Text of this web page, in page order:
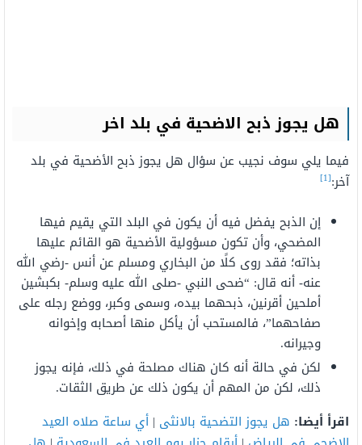
هل يجوز ذبح الاضحية في بلد اخر
فيما يلي سوف نجيب عن سؤال هل يجوز ذبح الأضحية في بلد
آخر:[1]
إن الذبح يفضل فيه أن يكون في البلد التي يقيم فيها
المضحي، وأن تكون مسؤولية الأضحية هو القائم عليها
بذاته؛ فقد روى كلًا من البخاري ومسلم عن أنس -رضي الله
عنه- أنه قال: “ضحى النبي -صلى الله عليه وسلم- بكبشين
أملحين أقرنين، ذبحهما بيده، وسمى وكبر، ووضع رجله على
صفاحهما”، فالمستحب أن يأكل منها أصحابه وإخوانه
وجيرانه.
لكن في حالة أنه كان هناك مصلحة في ذلك، فإنه يجوز
ذلك، لكن من المهم أن يكون ذلك عن طريق الثقات.
اقرأ أيضا: هل يجوز التضحية بالانثى | أي ساعة صلاه العيد